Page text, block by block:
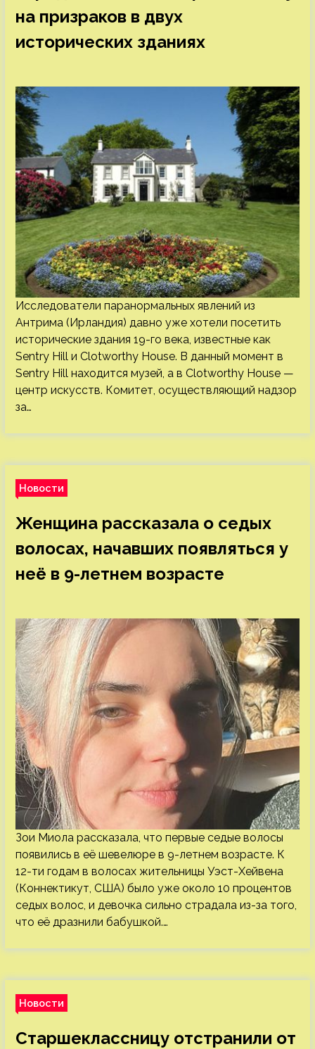
на призраков в двух
исторических зданиях
Исследователи паранормальных явлений из
Антрима (Ирландия) давно уже хотели посетить
исторические здания 19-го века, известные как
Sentry Hill и Clotworthy House. В данный момент в
Sentry Hill находится музей, а в Clotworthy House —
центр искусств. Комитет, осуществляющий надзор
за…
Новости
Женщина рассказала о седых
волосах, начавших появляться у
неё в 9-летнем возрасте
Зои Миола рассказала, что первые седые волосы
появились в её шевелюре в 9-летнем возрасте. К
12-ти годам в волосах жительницы Уэст-Хейвена
(Коннектикут, США) было уже около 10 процентов
седых волос, и девочка сильно страдала из-за того,
что её дразнили бабушкой.…
Новости
Старшеклассницу отстранили от